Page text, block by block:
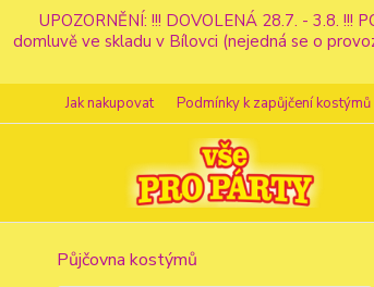
UPOZORNĚNÍ: !!! DOVOLENÁ 28.7. - 3.8.
domluvě ve skladu v Bílovci (nejedná se o
Jak nakupovat Podmínky k zapůjčení kostýmů
Půjčovna kostýmů